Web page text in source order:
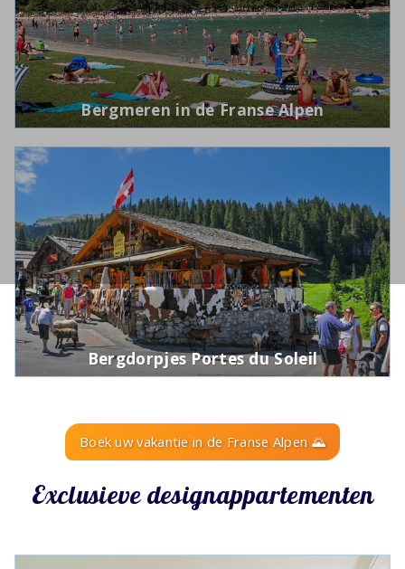
Bergmeren in de Franse Alpen
Bergdorpjes Portes du Soleil
Boek uw vakantie in de Franse Alpen 🌄
Exclusieve designappartementen